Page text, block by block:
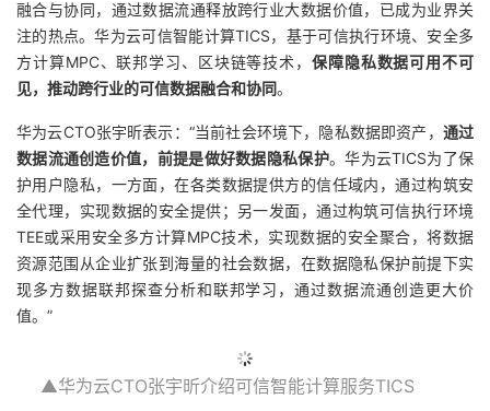
者
我
的
博
客
我
的
论
坛
我
的
圈
我
的
我
发
者
学
堂
我
Programs
的
支
持
我
的
技
我
的
融合与协同，通过数据流通释放跨行业大数据价值，已成为业界关
注的热点。华为云可信智能计算TICS，基于可信执行环境、安全多
方计算MPC、联邦学习、区块链等技术，保障隐私数据可用不可
见，推动跨行业的可信数据融合和协同。
华为云CTO张宇昕表示：“当前社会环境下，隐私数据即资产， 通过
数据流通创造价值，前提是做好数据隐私保护。华为云TICS为了保
护用户隐私，一方面，在各类数据提供方的信任域内，通过构筑安
全代理，实现数据的安全提供；另一发面，通过构筑可信执行环境
TEE或采用安全多方计算MPC技术，实现数据的安全聚合，将数据
资源范围从企业扩张到海量的社会数据，在数据隐私保护前提下实
现多方数据联邦探查分析和联邦学习，通过数据流通创造更大价
值。”
▲华为云CTO张宇昕介绍可信智能计算服务TICS